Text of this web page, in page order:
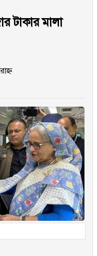
টাকার মালা